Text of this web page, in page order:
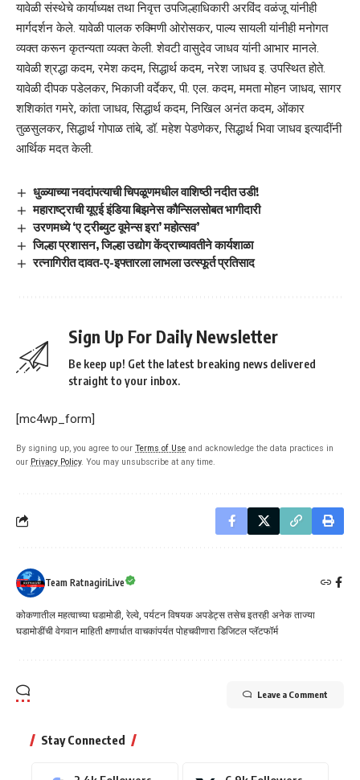
यावेळी संस्थेचे कार्याध्यक्ष तथा निवृत्त उपजिल्हाधिकारी अरविंद वळंजू यांनीही
मार्गदर्शन केले. यावेळी पालक रुक्मिणी ओरोसकर, पाल्य सायली यांनीही मनोगत
व्यक्त करून कृतन्यता व्यक्त केली. शेवटी वासुदेव जाधव यांनी आभार मानले.
यावेळी श्रद्धा कदम, रमेश कदम, सिद्धार्थ कदम, नरेश जाधव इ. उपस्थित होते.
यावेळी दीपक पडेलकर, भिकाजी वर्देकर, पी. एल. कदम, ममता मोहन जाधव, सागर
शशिकांत गमरे, कांता जाधव, सिद्धार्थ कदम, निखिल अनंत कदम, ओंकार
तुळसुलकर, सिद्धार्थ गोपाळ तांबे, डॉ. महेश पेडणेकर, सिद्धार्थ भिवा जाधव इत्यादींनी
आर्थिक मदत केली.
धुळ्याच्या नवदांपत्याची चिपळूणमधील वाशिष्ठी नदीत उडी!
महाराष्ट्राची यूएई इंडिया बिझनेस कौन्सिलसोबत भागीदारी
उरणमध्ये ‘ए ट्रीब्युट वूमेन्स इरा’ महोत्सव’
जिल्हा प्रशासन, जिल्हा उद्योग केंद्राच्यावतीने कार्यशाळा
रत्नागिरीत दावत-ए-इफ्तारला लाभला उत्स्फूर्त प्रतिसाद
Sign Up For Daily Newsletter
Be keep up! Get the latest breaking news delivered
straight to your inbox.
[mc4wp_form]
By signing up, you agree to our Terms of Use and acknowledge the data practices in
our Privacy Policy. You may unsubscribe at any time.
Team RatnagiriLive
कोकणातील महत्वाच्या घडामोडी, रेल्वे, पर्यटन विषयक अपडेट्स तसेच इतरही अनेक ताज्या
घडामोडींची वेगवान माहिती क्षणार्धात वाचकांपर्यत पोहचवीणारा डिजिटल प्लॅटफॉर्म
Leave a Comment
Stay Connected